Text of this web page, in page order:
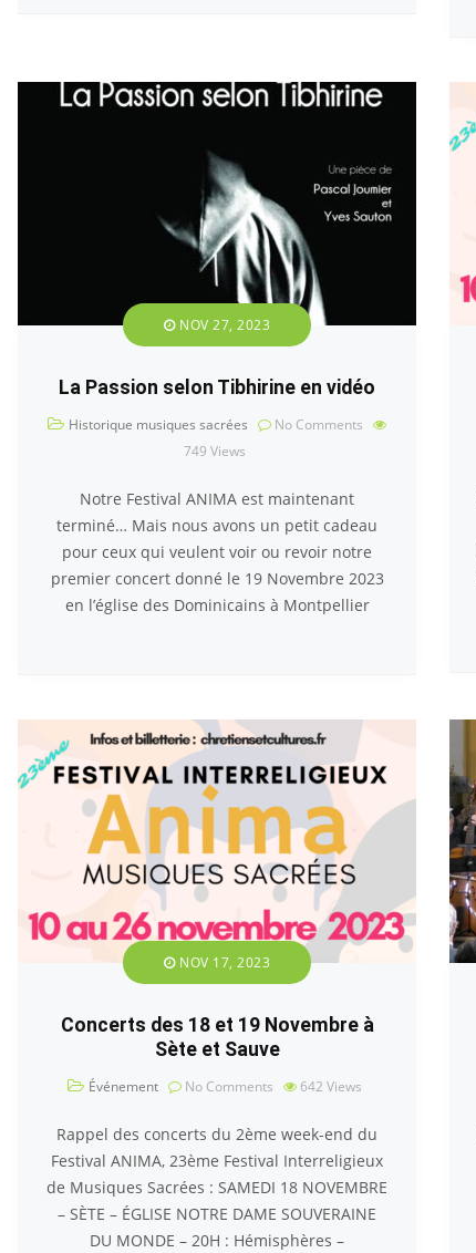
NOV 27, 2023
La Passion selon Tibhirine en vidéo
Historique musiques sacrées
No Comments
749 Views
Notre Festival ANIMA est maintenant
terminé… Mais nous avons un petit cadeau
pour ceux qui veulent voir ou revoir notre
premier concert donné le 19 Novembre 2023
en l’église des Dominicains à Montpellier
NOV 17, 2023
Concerts des 18 et 19 Novembre à
Sète et Sauve
Événement No Comments 642 Views
Rappel des concerts du 2ème week-end du
Festival ANIMA, 23ème Festival Interreligieux
de Musiques Sacrées : SAMEDI 18 NOVEMBRE
– SÈTE – ÉGLISE NOTRE DAME SOUVERAINE
DU MONDE – 20H : Hémisphères –